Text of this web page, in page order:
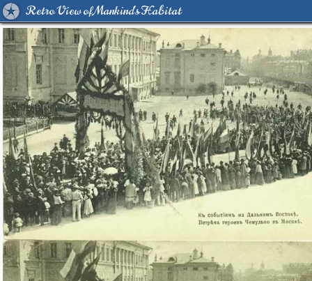
Retro View of Mankind's Habitat